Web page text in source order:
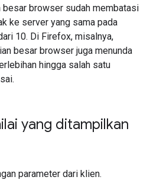
besar browser sudah membatasi
ke server yang sama pada
10. Di Firefox, misalnya,
besar browser juga menunda
hingga salah satu
yang ditampilkan
parameter dari klien.